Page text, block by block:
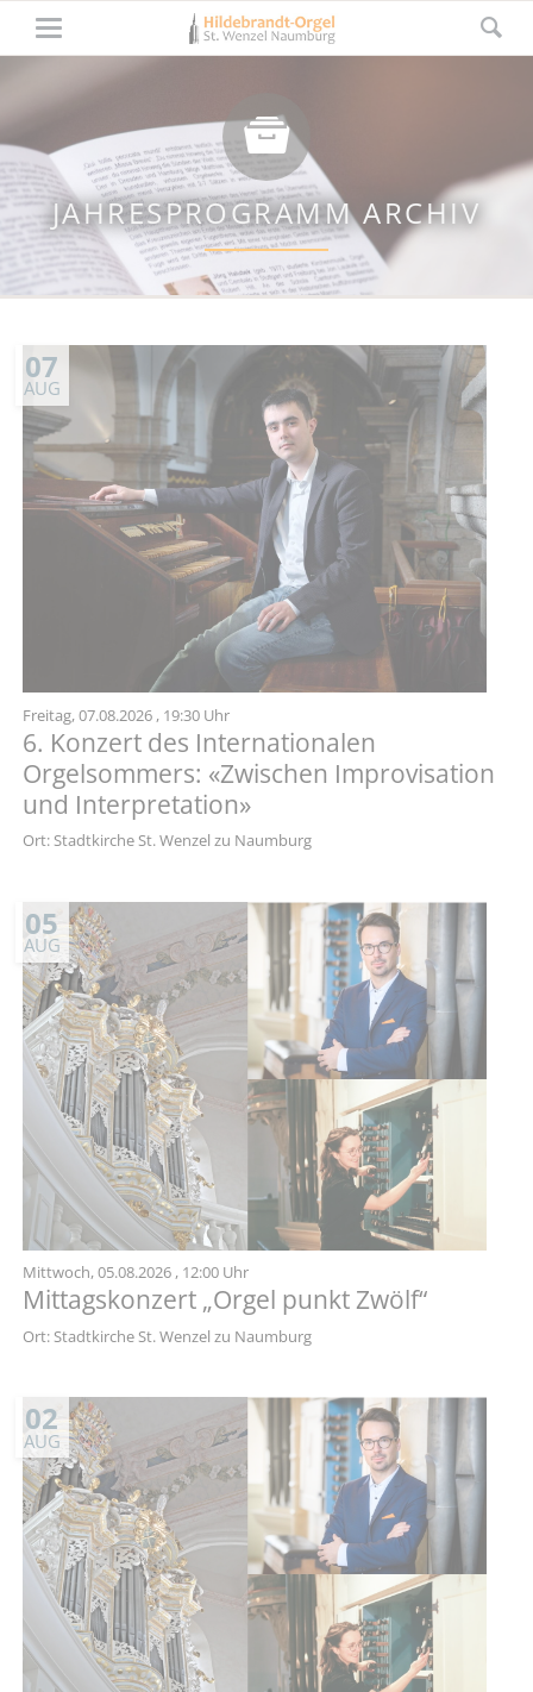
JAHRESPROGRAMM ARCHIV
07
AUG
Freitag,07.08.2026 , 19:30 Uhr
6. Konzert des Internationalen
Orgelsommers: «Zwischen Improvisation
und Interpretation»
Ort: Stadtkirche St. Wenzel zu Naumburg
05
AUG
Mittwoch,05.08.2026 , 12:00 Uhr
Mittagskonzert „Orgel punkt Zwölf“
Ort: Stadtkirche St. Wenzel zu Naumburg
02
AUG